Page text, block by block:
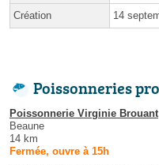
Création 14
Poissonneries
Poissonnerie Virginie Brouant
Beaune
14 km
Fermée, ouvre à 15h